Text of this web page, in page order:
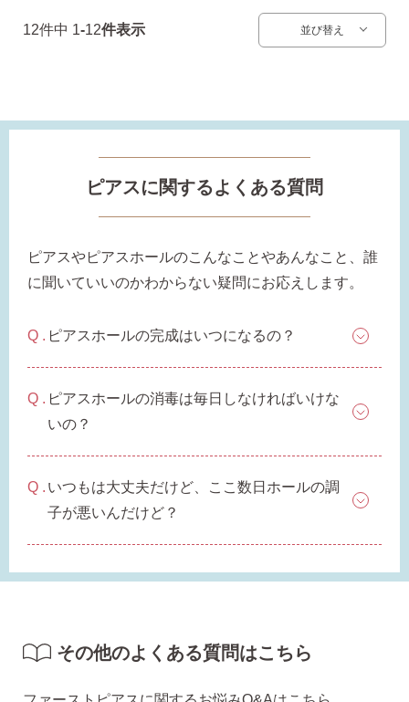
並び替え
12件中 1-12件表示
ピアスに関するよくある質問
ピアスやピアスホールのこんなことやあんなこと、誰
に聞いていいのかわからない疑問にお応えします。
ピアスホールの完成はいつになるの？
ピアスホールの消毒は毎日しなければいけな
いの？
いつもは大丈夫だけど、ここ数日ホールの調
子が悪いんだけど？
その他のよくある質問はこちら